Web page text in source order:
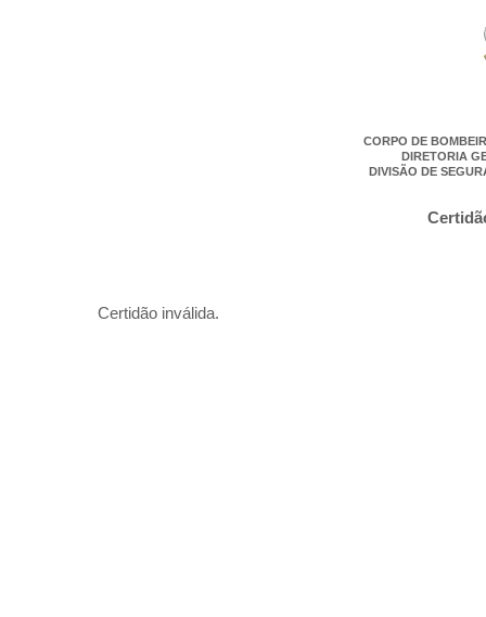
CORPO DE
DIRETORIA
DIVISÃO DE
Certidão inválida.